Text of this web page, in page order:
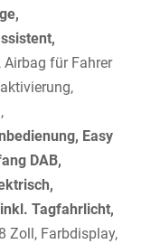
, Airbag für Fahrer
Easy
DAB,
Tagfahrlicht,
Zoll, Farbdisplay,